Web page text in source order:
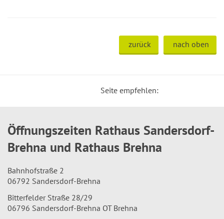
zurück nach oben
Seite empfehlen:
Öffnungszeiten Rathaus Sandersdorf-
Brehna und Rathaus Brehna
Bahnhofstraße 2
06792 Sandersdorf-Brehna
Bitterfelder Straße 28/29
06796 Sandersdorf-Brehna OT Brehna